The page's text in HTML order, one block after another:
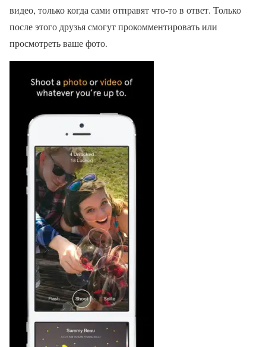
видео, только когда сами отправят что-то в ответ. Только
после этого друзья смогут прокомментировать или
просмотреть ваше фото.